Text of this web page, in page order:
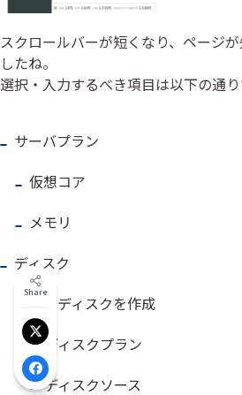
スクロールバーが短くなり、ページ
したね。
選択・入力するべき項目は以下の通り
サーバプラン
仮想コア
メモリ
ディスク
新規ディスクを作成
ディスクプラン
ディスクソース
Share
Xでシェア
Facebookでシェア